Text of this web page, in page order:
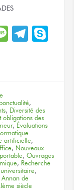
Message
,
, Diversité des
obligations des
, Évaluations
artificielle,
, Nouveaux
, Ouvrages
, Recherche
,
de
siècle